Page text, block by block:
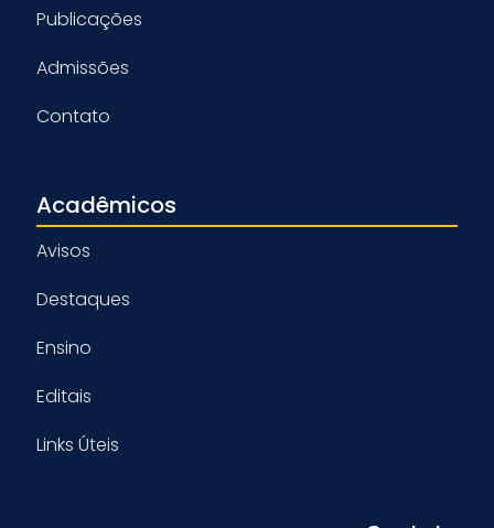
Publicações
Admissões
Contato
Acadêmicos
Avisos
Destaques
Ensino
Editais
Links Úteis